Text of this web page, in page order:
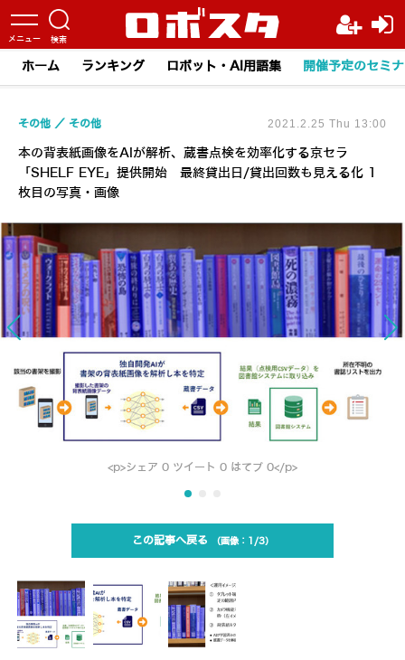
ホーム ランキング ロボット・AI用語集 開催予定のセミ
本の背表紙画像をAIが解析、蔵書点検を効率化する京セラ
「SHELF EYE」提供開始 最終貸出日/貸出回数も見える化 1
枚目の写真・画像
その他 その他 2021.2.25 Thu 13:00
<p>シェア 0 ツイート 0 はてブ 0</p>
この記事へ戻る 1/3